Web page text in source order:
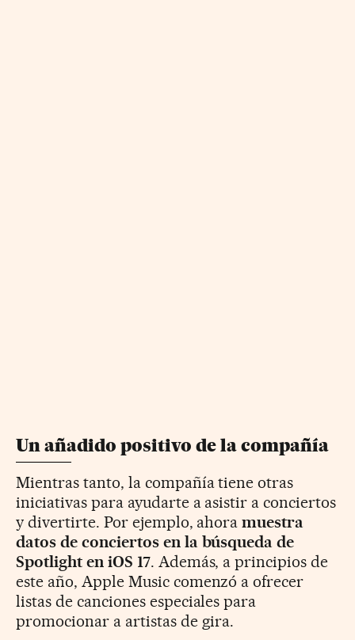
Un añadido positivo de la compañía
Mientras tanto, la compañía tiene otras
iniciativas para ayudarte a asistir a conciertos
y divertirte. Por ejemplo, ahoramuestra
datos de conciertos en la búsqueda de
Spotlight en iOS 17. Además, a principios de
este año, Apple Music comenzó a ofrecer
listas de canciones especiales para
promocionar a artistas de gira.